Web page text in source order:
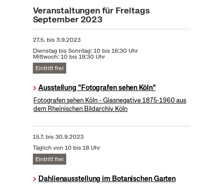
Veranstaltungen für Freitags
September 2023
27.5. bis3.9.2023
Dienstag bis Sonntag: 10 bis 16:30 Uhr
Mittwoch: 10 bis 19:30 Uhr
Eintritt frei
Ausstellung "Fotografen sehen Köln"
Fotografen sehen Köln - Glasnegative 1875-1960 aus
dem Rheinischen Bildarchiv Köln
15.7. bis30.9.2023
Täglich von 10 bis 18 Uhr
Eintritt frei
Dahlienausstellung im Botanischen Garten